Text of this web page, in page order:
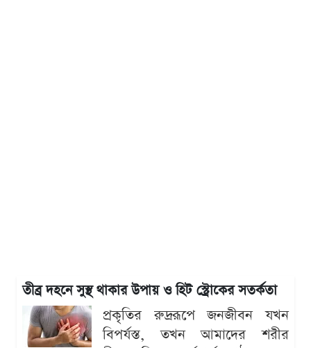
তীব্র দহনে সুস্থ থাকার উপায় ও হিট স্ট্রোকের সতর্কতা
প্রকৃতির রুদ্ররূপে জনজীবন যখন
বিপর্যস্ত, তখন আমাদের শরীর